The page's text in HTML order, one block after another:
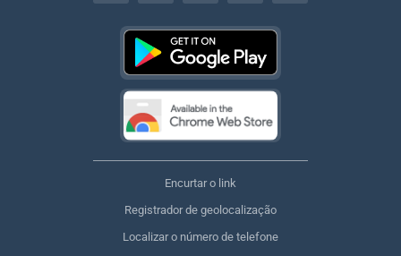
Encurtar o link
Registrador de geolocalização
Localizar o número de telefone